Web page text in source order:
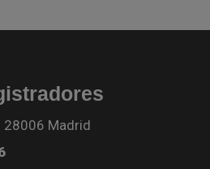
28006 Madrid